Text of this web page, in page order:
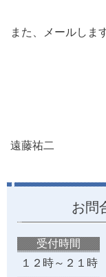
また、メールしま
遠藤祐二
お問
受付時間
１２時～２１時